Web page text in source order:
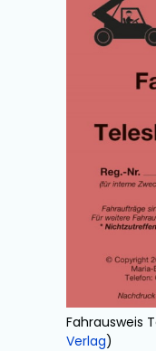
Fahrausweis
Verlag)